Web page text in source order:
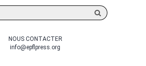
sur
site
NOUS CONTACTER
info@epflpress.org